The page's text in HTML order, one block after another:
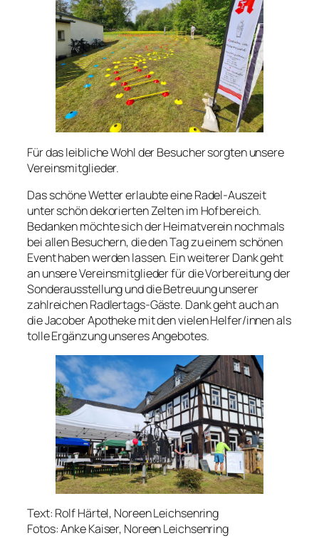
Für das leibliche Wohl der Besucher sorgten unsere
Vereinsmitglieder.
Das schöne Wetter erlaubte eine Radel-Auszeit
unter schön dekorierten Zelten im Hofbereich.
Bedanken möchte sich der Heimatverein nochmals
bei allen Besuchern, die den Tag zu einem schönen
Event haben werden lassen. Ein weiterer Dank geht
an unsere Vereinsmitglieder für die Vorbereitung der
Sonderausstellung und die Betreuung unserer
zahlreichen Radlertags-Gäste. Dank geht auch an
die Jacober Apotheke mit den vielen Helfer/innen als
tolle Ergänzung unseres Angebotes.
Text: Rolf Härtel, Noreen Leichsenring
Fotos: Anke Kaiser, Noreen Leichsenring